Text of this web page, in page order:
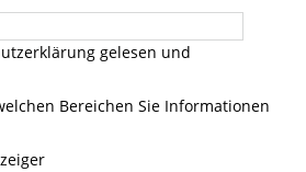
gelesen und
Bereichen Sie Informationen